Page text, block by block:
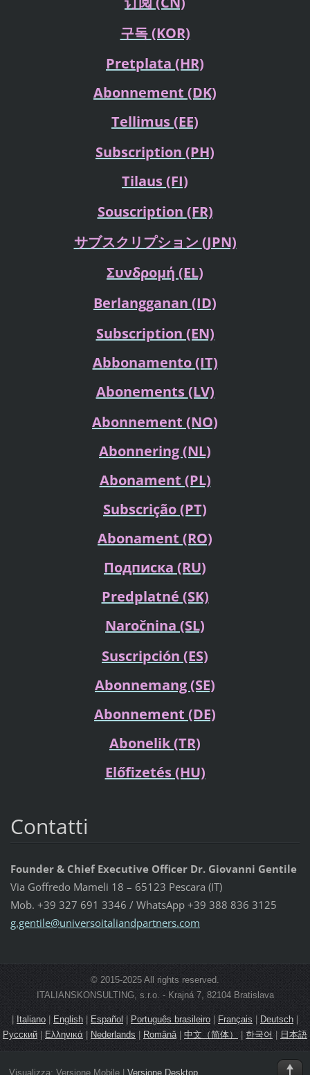
구독(KOR)
Pretplata (HR)
Abonnement (DK)
Tellimus(EE)
Subscription (PH)
Tilaus(FI)
Souscription (FR)
サブスクリプション (JPN)
Συνδρομή (EL)
Berlangganan (ID)
Subscription (EN)
Abbonamento (IT)
Abonements(LV)
Abonnement (NO)
Abonnering(NL)
Abonament (PL)
Subscrição (PT)
Abonament (RO)
Подписка (RU)
Predplatné (SK)
Naročnina (SL)
Suscripción (ES)
Abonnemang (SE)
Abonnement (DE)
Abonelik (TR)
Előfizetés (HU)
Contatti
Founder & Chief Executive Officer Dr. Giovanni Gentile
Via Goffredo Mameli 18 – 65123 Pescara (IT)
Mob. +39 327 691 3346 / WhatsApp +39 388 836 3125
g.gentile@universoitaliandpartners.com
© 2015-2025 All rights reserved.
ITALIANSKONSULTING, s.r.o. - Krajná 7, 82104 Bratislava
| Italiano | English | Español| Português brasileiro | Français | Deutsch |
Русский | Ελληνικά | Nederlands | Română | 中文（简体） | 한국어 | 日本語
Visualizza: Versione Mobile| Versione Desktop